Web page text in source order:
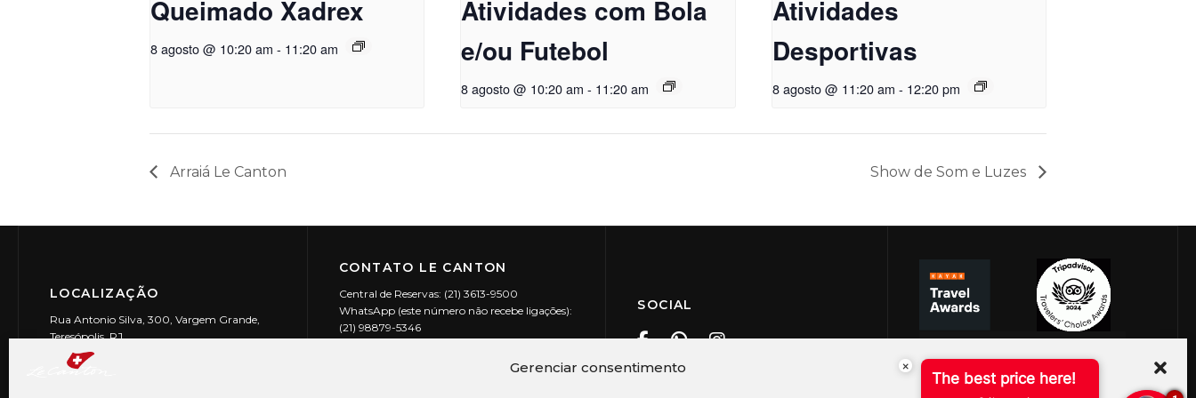
Gerenciar consentimento
Queimado Xadrex
8 agosto @ 10:20 am - 11:20 am
Atividades com Bola
e/ou Futebol
8 agosto @ 10:20 am - 11:20 am
Atividades
Desportivas
8 agosto @ 11:20 am - 12:20 pm
Arraiá Le Canton Show de Som e Luzes
LOCALIZAÇÃO
Rua Antonio Silva, 300, Vargem Grande,
Teresópolis, RJ
CEP: 25990-150
CONTATO LE CANTON
Central de Reservas: (21) 3613-9500
WhatsApp (este número não recebe ligações):
(21) 98879-5346
SOCIAL
×
The best price here!